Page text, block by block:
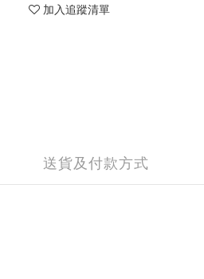
加入追蹤清單
送貨及付款方式